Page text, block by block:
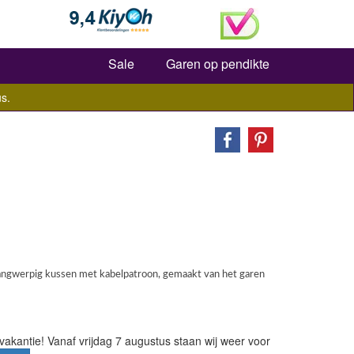
Zoeken
Sale Garen op pendikte
kussen met kabelpatroon, gemaakt van het garen
Vanaf vrijdag 7 augustus staan wij weer voor